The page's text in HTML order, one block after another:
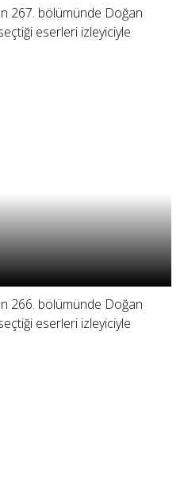
267. bölümünde Doğan
eserleri izleyiciyle
266. bölümünde Doğan
eserleri izleyiciyle